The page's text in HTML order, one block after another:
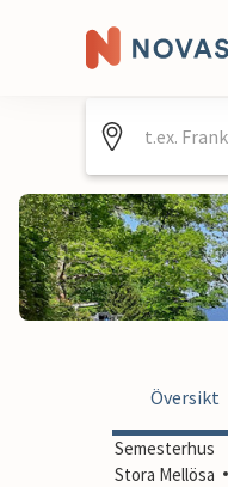
Översikt
Semesterhus
Stora Mellösa